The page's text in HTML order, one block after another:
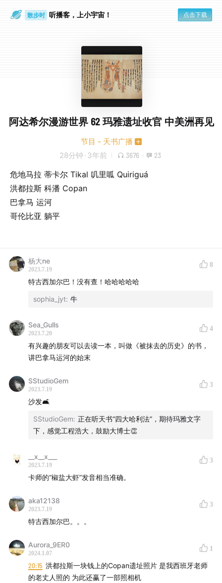
散步时 听播客，上小宇宙！ 点击下载
阿达希尔漫游世界 62 玛雅遗址收官 中美洲再见
节目 - 天书广播
28分钟 · 3年前 3676 · 23
危地马拉 蒂卡尔 Tikal 叽里呱 Quiriguá
洪都拉斯 科潘 Copan
巴拿马 运河
哥伦比亚 躺平
杨大ne
2023.7.19
8
特古西加尔巴！没有查！哈哈哈哈哈
sophia_jyt: 牛
Sea_Gulls
2023.7.20
4
有兴趣的朋友可以去读一本，叫做《被抹去的历史》的书，
讲巴拿马运河的始末
SStudioGem
2023.7.19
3
沙发🛋️
SStudioGem: 正在听天书“四大哈利法”，期待玛雅文字
下，感觉工程浩大，鼓励大博士👏
__x__x___
2023.7.19
3
卡师的“椒盐大虾”发音相当准确。
aka12138
2023.7.19
3
特古西加尔巴。。。
Aurora_9ER0
2024.1.07
1
20:15 洪都拉斯一块钱上的Copan遗址照片 是我西班牙老师
的老丈人照的 为此还赢了一部照相机